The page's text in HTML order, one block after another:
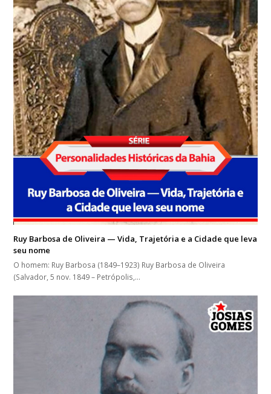
Ruy Barbosa de Oliveira — Vida, Trajetória e a Cidade que leva
seu nome
O homem: Ruy Barbosa (1849–1923) Ruy Barbosa de Oliveira
(Salvador, 5 nov. 1849 – Petrópolis,…